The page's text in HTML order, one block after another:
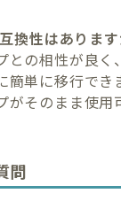
換性はあります
との相性が良く
簡単に移行でき
そのまま使用
問